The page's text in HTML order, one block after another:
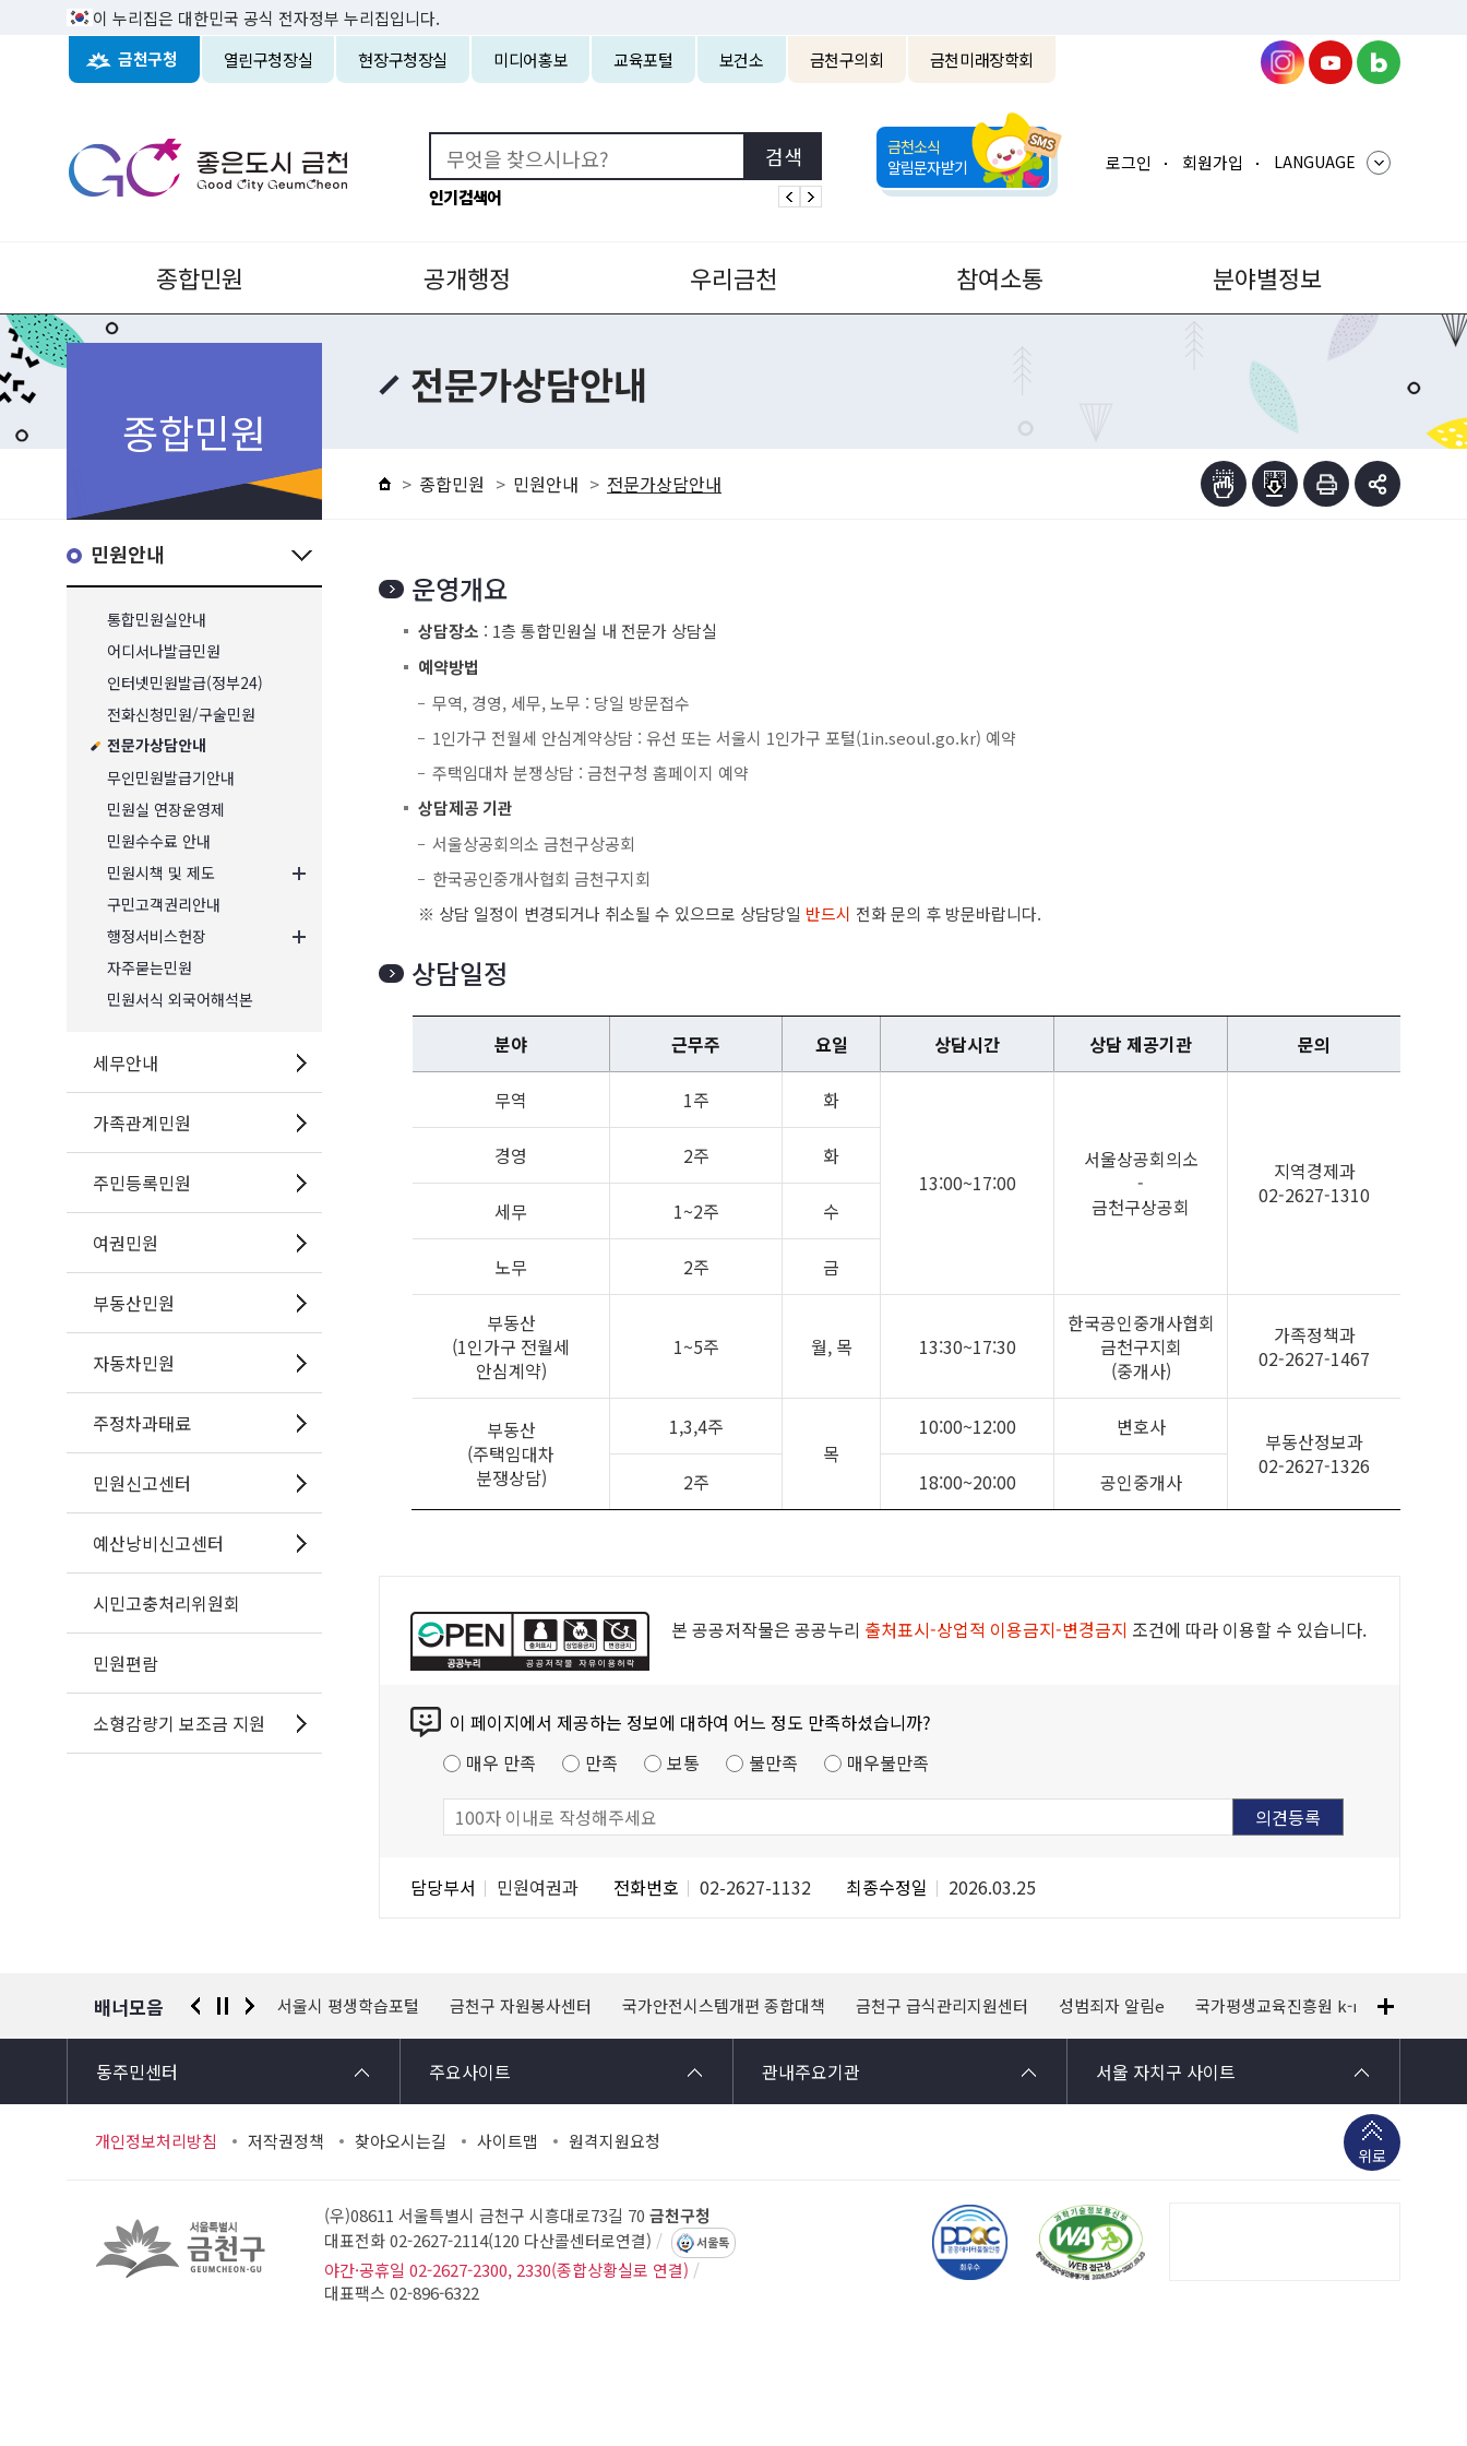
이 누리집은 대한민국 공식 전자정부 누리집입니다.
금천구청 열린구청장실 현장구청장실 미디어홍보 교육포털 보건소 금천구의회 금천미래장학회
인기검색어
금천소식
알림문자받기
로그인 회원가입 LANGUAGE
종합민원 공개행정 우리금천 참여소통 분야별정보
종합민원
민원안내
통합민원실안내
어디서나발급민원
인터넷민원발급(정부24)
전화신청민원/구술민원
전문가상담안내
무인민원발급기안내
민원실 연장운영제
민원수수료 안내
민원시책 및 제도
구민고객권리안내
행정서비스헌장
자주묻는민원
민원서식 외국어해석본
세무안내
가족관계민원
주민등록민원
여권민원
부동산민원
자동차민원
주정차과태료
민원신고센터
예산낭비신고센터
시민고충처리위원회
민원편람
소형감량기 보조금 지원
전문가상담안내
종합민원 민원안내 전문가상담안내
운영개요
상담장소 : 1층 통합민원실 내 전문가 상담실
예약방법
무역, 경영, 세무, 노무 : 당일 방문접수
1인가구 전월세 안심계약상담 : 유선 또는 서울시 1인가구 포털(1in.seoul.go.kr) 예약
주택임대차 분쟁상담 : 금천구청 홈페이지 예약
상담제공 기관
서울상공회의소 금천구상공회
한국공인중개사협회 금천구지회
※ 상담 일정이 변경되거나 취소될 수 있으므로 상담당일 반드시 전화 문의 후 방문바랍니다.
상담일정
분야 근무주 요일 상담시간 상담 제공기관 문의
무역 1주 화
13:00~17:00
서울상공회의소
-
금천구상공회
지역경제과
02-2627-1310
경영 2주 화
세무 1~2주 수
노무 2주 금
부동산
(1인가구 전월세
안심계약)
1~5주 월, 목 13:30~17:30
한국공인중개사협회
금천구지회
(중개사)
가족정책과
02-2627-1467
부동산
(주택임대차
분쟁상담)
1,3,4주
목
10:00~12:00 변호사
부동산정보과
02-2627-1326
2주 18:00~20:00 공인중개사
본 공공저작물은 공공누리 출처표시-상업적 이용금지-변경금지 조건에 따라 이용할 수 있습니다.
이 페이지에서 제공하는 정보에 대하여 어느 정도 만족하셨습니까?
매우 만족
만족 보통 불만족 매우불만족
담당부서 민원여권과 전화번호 02-2627-1132 최종수정일 2026.03.25
배너모음
경찰청 유실물 통합포털 서울시 평생학습포털 금천구 자원봉사센터 국가안전시스템개편 종합대책 금천구 급식관리지원센터 성범죄자 알림e 국가평생교육진흥원 k-mooc
동주민센터 주요사이트 관내주요기관 서울 자치구 사이트
개인정보처리방침 저작권정책 찾아오시는길 사이트맵 원격지원요청
위로
(우)08611 서울특별시 금천구 시흥대로73길 70 금천구청
대표전화 02-2627-2114(120 다산콜센터로연결) 서울톡
야간·공휴일 02-2627-2300, 2330(종합상황실로 연결)
대표팩스 02-896-6322